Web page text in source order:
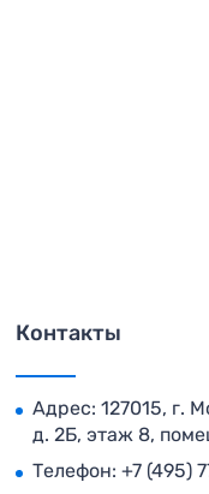
Контакты
Адрес: 127015, г.
д. 2Б, этаж 8,
Телефон: +7 (495)